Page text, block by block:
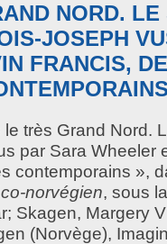
NORD.
JOSEPH
FRANCIS,
le très Grand Nord.
par Sara Wheeler
contemporains »,
norvégien, sous
; Skagen, Margery
(Norvège),